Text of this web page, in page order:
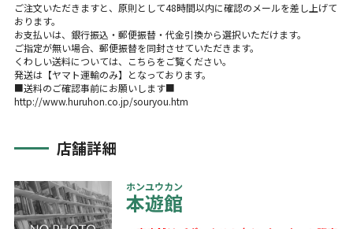
ご注文いただきますと、原則として48時間以内に確認のメールを差し上げて
おります。
お支払いは、銀行振込・郵便振替・代金引換から選択いただけます。
ご指定が無い場合、郵便振替を同封させていただきます。
くわしい送料については、こちらをご覧ください。
発送は【ヤマト運輸のみ】となっております。
■送料のご確認事前にお願いします■
http://www.huruhon.co.jp/souryou.htm
店舗詳細
ホンユウカン
本遊館